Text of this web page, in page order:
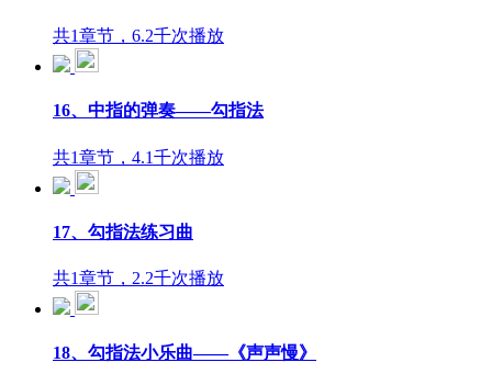
共1章节，6.2千次播放
16、中指的弹奏——勾指法
共1章节，4.1千次播放
17、勾指法练习曲
共1章节，2.2千次播放
18、勾指法小乐曲——《声声慢》